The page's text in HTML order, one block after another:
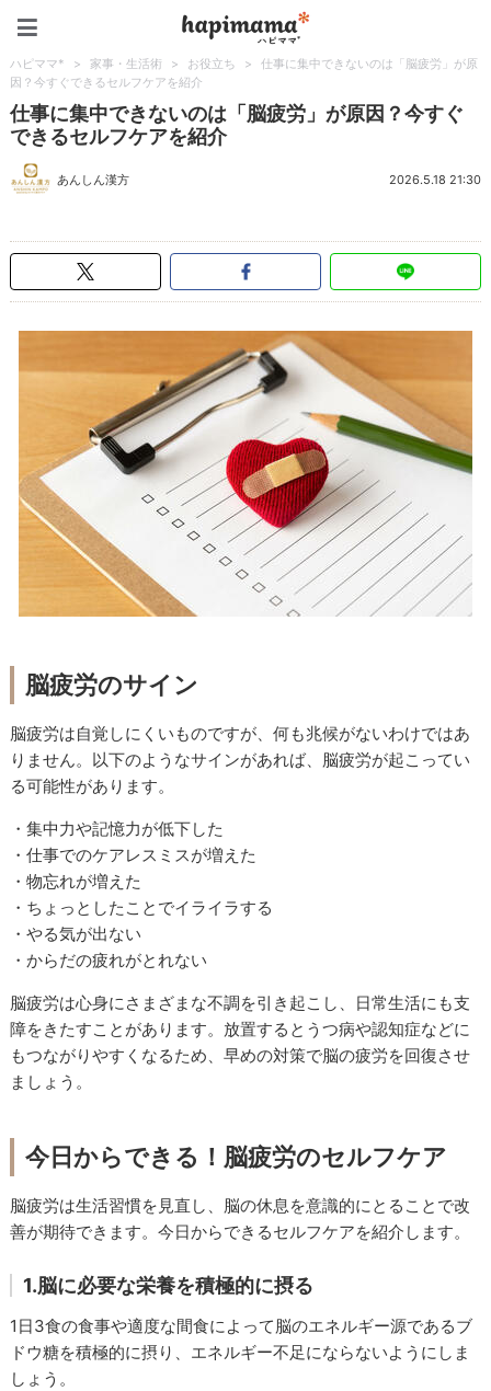
ハピママ* > 家事・生活術 > お役立ち >
仕事に集中できないのは「脳疲労」が原
因？今すぐできるセルフケアを紹介
仕事に集中できないのは「脳疲労」が原因？今すぐ
できるセルフケアを紹介
あんしん漢方 2026.5.18 21:30
脳疲労のサイン
脳疲労は自覚しにくいものですが、何も兆候がないわけではあ
りません。以下のようなサインがあれば、脳疲労が起こってい
る可能性があります。
・集中力や記憶力が低下した
・仕事でのケアレスミスが増えた
・物忘れが増えた
・ちょっとしたことでイライラする
・やる気が出ない
・からだの疲れがとれない
脳疲労は心身にさまざまな不調を引き起こし、日常生活にも支
障をきたすことがあります。放置するとうつ病や認知症などに
もつながりやすくなるため、早めの対策で脳の疲労を回復させ
ましょう。
今日からできる！脳疲労のセルフケア
脳疲労は生活習慣を見直し、脳の休息を意識的にとることで改
善が期待できます。今日からできるセルフケアを紹介します。
1.脳に必要な栄養を積極的に摂る
1日3食の食事や適度な間食によって脳のエネルギー源であるブ
ドウ糖を積極的に摂り、エネルギー不足にならないようにしま
しょう。